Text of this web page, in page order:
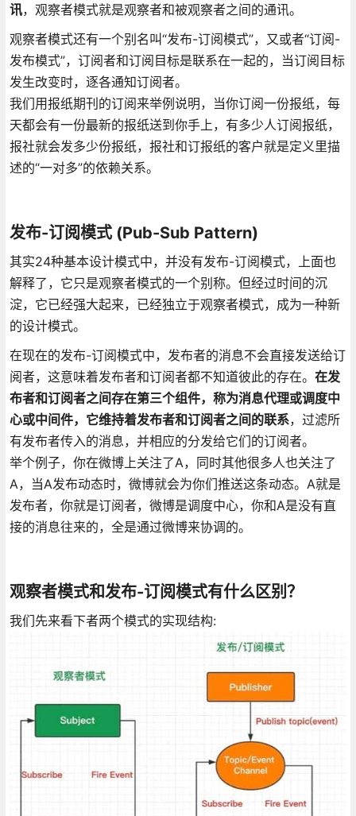
讯，观察者模式就是观察者和被观察者之间的通讯。
观察者模式还有一个别名叫“发布-订阅模式”，又或者“订阅-
发布模式”，订阅者和订阅目标是联系在一起的，当订阅目标
发生改变时，逐各通知订阅者。
我们用报纸期刊的订阅来举例说明，当你订阅一份报纸，每
天都会有一份最新的报纸送到你手上，有多少人订阅报纸，
报社就会发多少份报纸，报社和订报纸的客户就是定义里描
述的“一对多”的依赖关系。
发布-订阅模式 (Pub-Sub Pattern)
其实24种基本设计模式中，并没有发布-订阅模式，上面也
解释了，它只是观察者模式的一个别称。但经过时间的沉
淀，它已经强大起来，已经独立于观察者模式，成为一种新
的设计模式。
在现在的发布-订阅模式中，发布者的消息不会直接发送给订
阅者，这意味着发布者和订阅者都不知道彼此的存在。 在发
布者和订阅者之间存在第三个组件，称为消息代理或调度中
心或中间件，它维持着发布者和订阅者之间的联系，过滤所
有发布者传入的消息，并相应的分发给它们的订阅者。
举个例子，你在微博上关注了A，同时其他很多人也关注了
A，当A发布动态时，微博就会为你们推送这条动态。A就是
发布者，你就是订阅者，微博是调度中心，你和A是没有直
接的消息往来的，全是通过微博来协调的。
观察者模式和发布-订阅模式有什么区别？
我们先来看下者两个模式的实现结构: